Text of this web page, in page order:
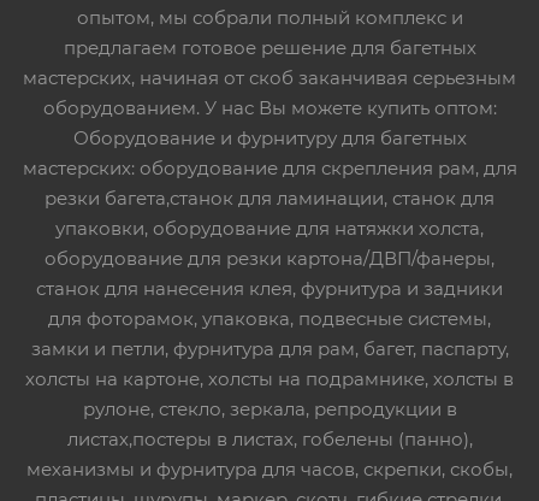
опытом, мы собрали полный комплекс и
предлагаем готовое решение для багетных
мастерских, начиная от скоб заканчивая серьезным
оборудованием. У нас Вы можете купить оптом:
Оборудование и фурнитуру для багетных
мастерских: оборудование для скрепления рам, для
резки багета,станок для ламинации, станок для
упаковки, оборудование для натяжки холста,
оборудование для резки картона/ДВП/фанеры,
станок для нанесения клея, фурнитура и задники
для фоторамок, упаковка, подвесные системы,
замки и петли, фурнитура для рам, багет, паспарту,
холсты на картоне, холсты на подрамнике, холсты в
рулоне, стекло, зеркала, репродукции в
листах,постеры в листах, гобелены (панно),
механизмы и фурнитура для часов, скрепки, скобы,